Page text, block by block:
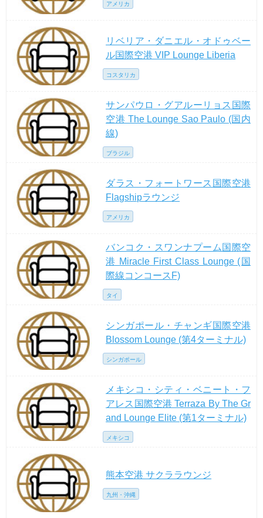
アメリカ
リベリア・ダニエル・オドゥベー
ル国際空港 VIP Lounge Liberia
コスタリカ
サンパウロ・グアルーリョス国際
空港 The Lounge Sao Paulo (国内
線)
ブラジル
ダラス・フォートワース国際空港
Flagshipラウンジ
アメリカ
バンコク・スワンナプーム国際空
港 Miracle First Class Lounge (国
際線コンコースF)
タイ
シンガポール・チャンギ国際空港
Blossom Lounge (第4ターミナル)
シンガポール
メキシコ・シティ・ベニート・フ
アレス国際空港 Terraza By The Gr
and Lounge Elite (第1ターミナル)
メキシコ
熊本空港 サクララウンジ
九州・沖縄